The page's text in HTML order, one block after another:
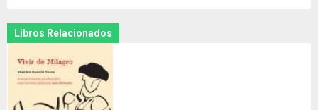
Libros Relacionados